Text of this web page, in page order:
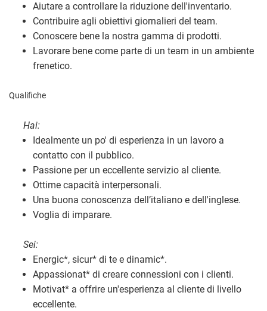
Aiutare a controllare la riduzione dell'inventario.
Contribuire agli obiettivi giornalieri del team.
Conoscere bene la nostra gamma di prodotti.
Lavorare bene come parte di un team in un ambiente
frenetico.
Qualifiche
Hai:
Idealmente un po' di esperienza in un lavoro a
contatto con il pubblico.
Passione per un eccellente servizio al cliente.
Ottime capacità interpersonali.
Una buona conoscenza dell’italiano e dell'inglese.
Voglia di imparare.
Sei:
Energic*, sicur* di te e dinamic*.
Appassionat* di creare connessioni con i clienti.
Motivat* a offrire un'esperienza al cliente di livello
eccellente.